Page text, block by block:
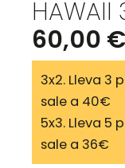
HAWAII
60,00 €
3x2. Lleva 3
sale a 40€
5x3. Lleva 5
sale a 36€